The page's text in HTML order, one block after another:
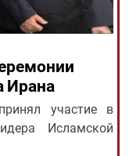
Ирана
участие в
Исламской